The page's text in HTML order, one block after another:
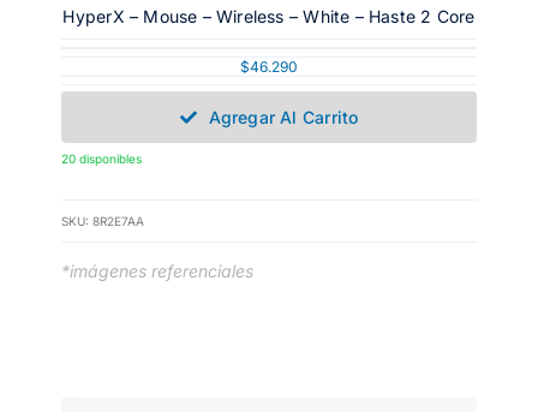
HyperX – Mouse – Wireless – White – Haste 2 Core
$46.290
Agregar Al Carrito
20 disponibles
SKU: 8R2E7AA
*imágenes referenciales